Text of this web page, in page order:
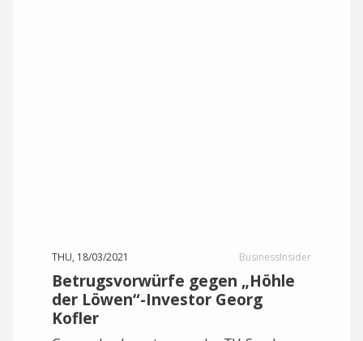
THU, 18/03/2021 BusinessInsider
Betrugsvorwürfe gegen „Höhle
der Löwen“-Investor Georg
Kofler